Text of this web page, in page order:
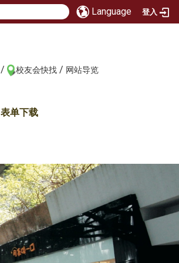
Language 登入
/ 校友会快找 / 网站导览
表单下载